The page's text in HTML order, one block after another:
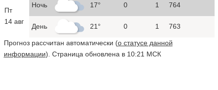
Пт
14 авг
Ночь 17° 0 1 764
День 21° 0 1 763
Прогноз рассчитан автоматически (о статусе данной
информации). Страница обновлена в 10:21 МСК